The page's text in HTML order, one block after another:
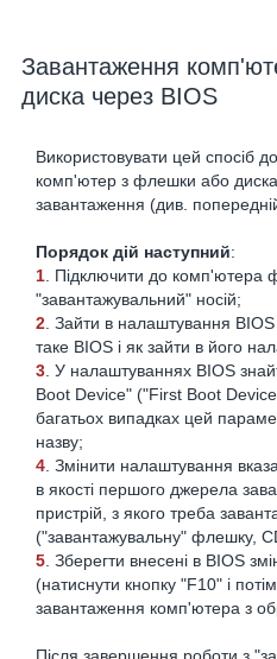
Завантаження
диска через BIOS
Використовувати цей спосіб
комп'ютер з флешки або
завантаження (див.
Порядок дій наступний:
1 . Підключити до комп'ютера
"завантажувальний" носій;
2 . Зайти в налаштування
таке BIOS і як зайти в його
3 . У налаштуваннях BIOS
Boot Device" ("First Boot
багатьох випадках цей
назву;
4 . Змінити налаштування
в якості першого джерела
пристрій, з якого треба
("завантажувальну" флешку,
5 . Зберегти внесені в BIOS
(натиснути кнопку "F10" і
завантаження комп'ютера з